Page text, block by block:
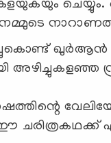
ചെയ്യും.
അഴിച്ചുകളഞ്ഞ